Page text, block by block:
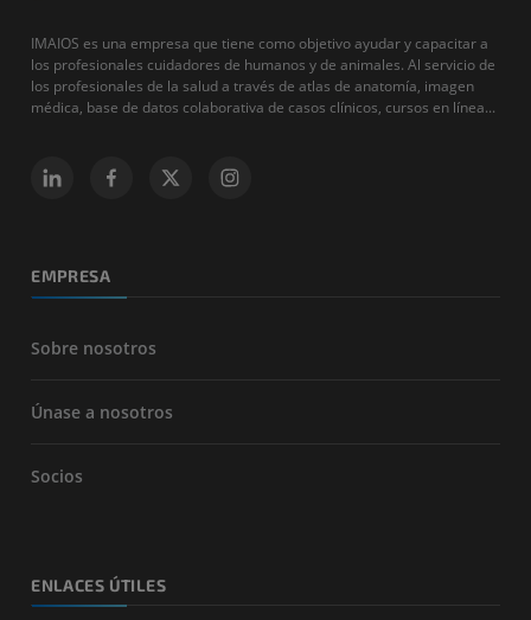
IMAIOS es una empresa que tiene como objetivo ayudar y capacitar a
los profesionales cuidadores de humanos y de animales. Al servicio de
los profesionales de la salud a través de atlas de anatomía, imagen
médica, base de datos colaborativa de casos clínicos, cursos en línea...
EMPRESA
Sobre nosotros
Únase a nosotros
Socios
ENLACES ÚTILES